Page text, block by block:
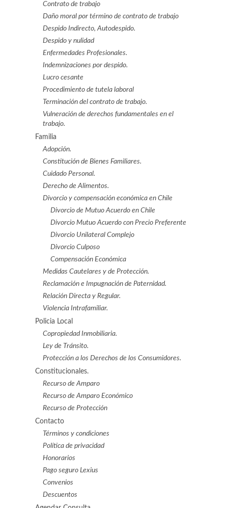
Contrato de trabajo
Daño moral por término de contrato de trabajo
Despido Indirecto, Autodespido.
Despido y nulidad
Enfermedades Profesionales.
Indemnizaciones por despido.
Lucro cesante
Procedimiento de tutela laboral
Terminación del contrato de trabajo.
Vulneración de derechos fundamentales en el
trabajo.
Familia
Adopción.
Constitución de Bienes Familiares.
Cuidado Personal.
Derecho de Alimentos.
Divorcio y compensación económica en Chile
Divorcio de Mutuo Acuerdo en Chile
Divorcio Mutuo Acuerdo con Precio Preferente
Divorcio Unilateral Complejo
Divorcio Culposo
Compensación Económica
Medidas Cautelares y de Protección.
Reclamación e Impugnación de Paternidad.
Relación Directa y Regular.
Violencia Intrafamiliar.
Policia Local
Copropiedad Inmobiliaria.
Ley de Tránsito.
Protección a los Derechos de los Consumidores.
Constitucionales.
Recurso de Amparo
Recurso de Amparo Económico
Recurso de Protección
Contacto
Términos y condiciones
Política de privacidad
Honorarios
Pago seguro Lexius
Convenios
Descuentos